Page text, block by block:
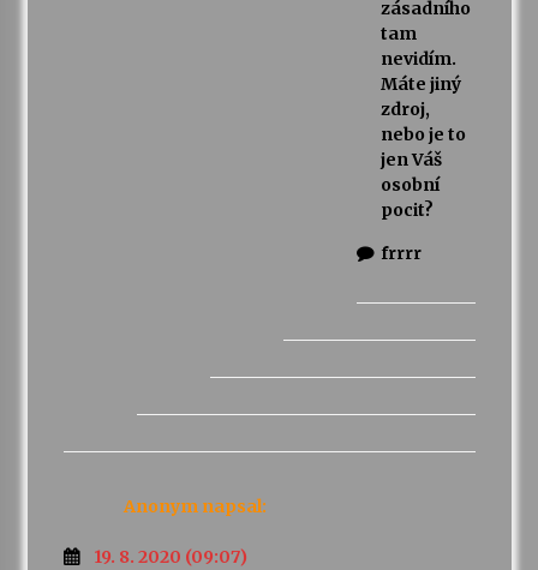
zásadního
tam
nevidím.
Máte jiný
zdroj,
nebo je to
jen Váš
osobní
pocit?
frrrr
Anonym napsal:
19. 8. 2020 (09:07)